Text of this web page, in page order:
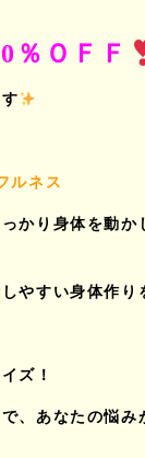
％ＯＦＦ
ルネス
かり身体を動か
やすい身体作り
ズ！
、あなたの悩み